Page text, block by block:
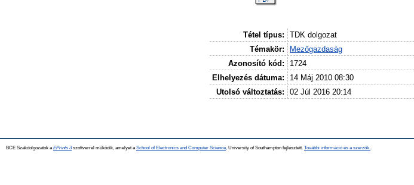
Tétel típus:
TDK dolgozat
Témakör:
Mezőgazdaság
Azonosító kód:
1724
Elhelyezés dátuma:
14 Máj 2010 08:30
Utolsó változtatás:
02 Júl 2016 20:14
BCE Szakdolgozatok a EPrints 3szoftverrel működik, amelyet a School of Electronics and Computer Science, University of Southampton fejlesztett. További információ és a szerzők.